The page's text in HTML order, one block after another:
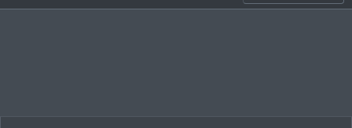
и а